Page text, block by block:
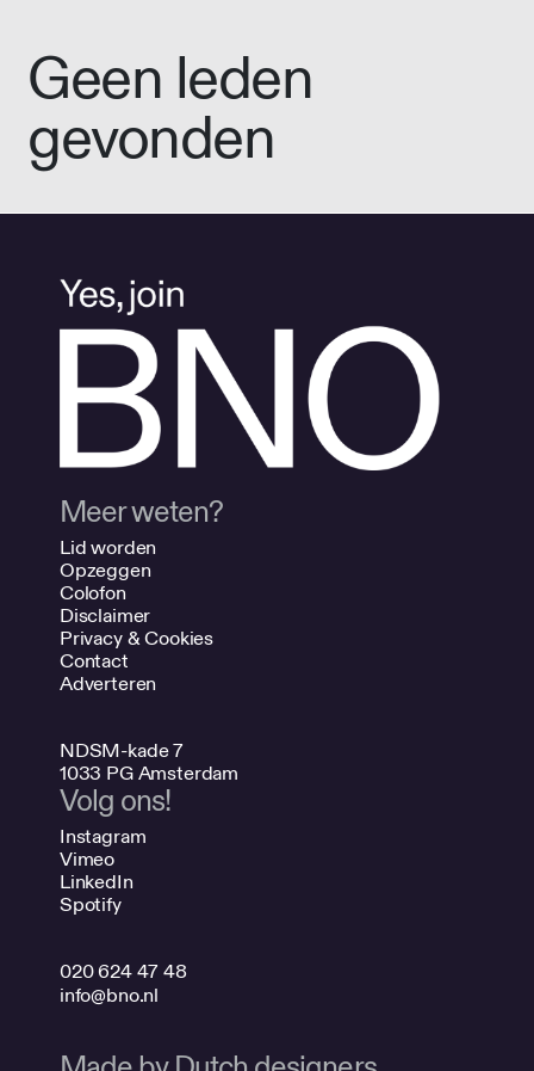
Geen leden
gevonden
Meer weten?
Lid worden
Opzeggen
Colofon
Disclaimer
Privacy & Cookies
Contact
Adverteren
NDSM-kade 7
1033 PG Amsterdam
Volg ons!
Instagram
Vimeo
LinkedIn
Spotify
020 624 47 48
info@bno.nl